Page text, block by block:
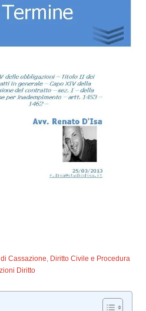
Cassazione, Diritto Civile e Procedura
Diritto